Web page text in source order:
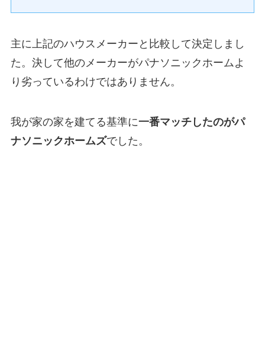
主に上記のハウスメーカーと比較して決定しまし
た。決して他のメーカーがパナソニックホームよ
り劣っているわけではありません。
我が家の家を建てる基準に一番マッチしたのがパ
ナソニックホームズでした。